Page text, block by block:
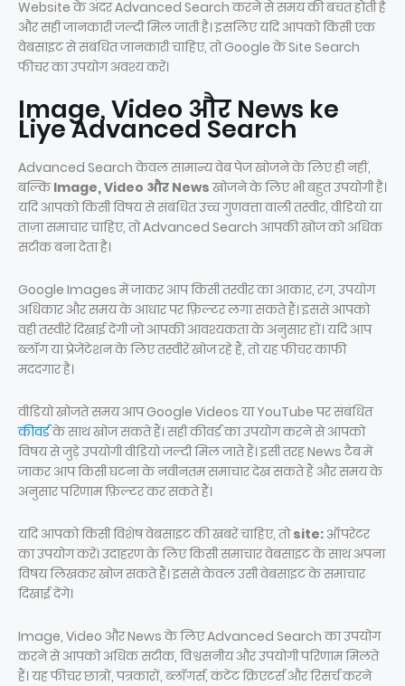
Website के अंदर Advanced Search करने से समय की बचत होती है
और सही जानकारी जल्दी मिल जाती है। इसलिए यदि आपको किसी एक
वेबसाइट से संबंधित जानकारी चाहिए, तो Google के Site Search
फीचर का उपयोग अवश्य करें।
Image, Video और News ke
Liye Advanced Search
Advanced Search केवल सामान्य वेब पेज खोजने के लिए ही नहीं,
बल्किImage, Video और Newsखोजने के लिए भी बहुत उपयोगी है।
यदि आपको किसी विषय से संबंधित उच्च गुणवत्ता वाली तस्वीर, वीडियो या
ताज़ा समाचार चाहिए, तो Advanced Search आपकी खोज को अधिक
सटीक बना देता है।
Google Images में जाकर आप किसी तस्वीर का आकार, रंग, उपयोग
अधिकार और समय के आधार पर फ़िल्टर लगा सकते हैं। इससे आपको
वही तस्वीरें दिखाई देंगी जो आपकी आवश्यकता के अनुसार हों। यदि आप
ब्लॉग या प्रेजेंटेशन के लिए तस्वीरें खोज रहे हैं, तो यह फीचर काफी
मददगार है।
वीडियो खोजते समय आप Google Videos या YouTube पर संबंधित
कीवर्डके साथ खोज सकते हैं। सही कीवर्ड का उपयोग करने से आपको
विषय से जुड़े उपयोगी वीडियो जल्दी मिल जाते हैं। इसी तरह News टैब में
जाकर आप किसी घटना के नवीनतम समाचार देख सकते हैं और समय के
अनुसार परिणाम फ़िल्टर कर सकते हैं।
यदि आपको किसी विशेष वेबसाइट की खबरें चाहिए, तोsite: ऑपरेटर
का उपयोग करें। उदाहरण के लिए किसी समाचार वेबसाइट के साथ अपना
विषय लिखकर खोज सकते हैं। इससे केवल उसी वेबसाइट के समाचार
दिखाई देंगे।
Image, Video और News के लिए Advanced Search का उपयोग
करने से आपको अधिक सटीक, विश्वसनीय और उपयोगी परिणाम मिलते
हैं। यह फीचर छात्रों, पत्रकारों, ब्लॉगर्स, कंटेंट क्रिएटर्स और रिसर्च करने